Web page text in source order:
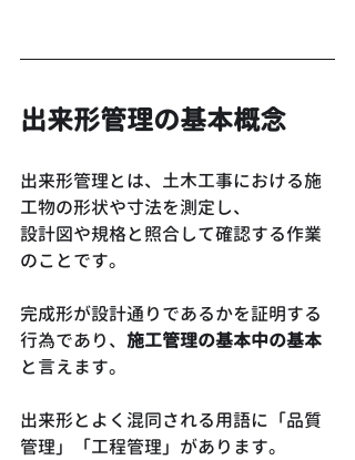
出来形管理の基本概念
出来形管理とは、土木工事における施
工物の形状や寸法を測定し、
設計図や規格と照合して確認する作業
のことです。
完成形が設計通りであるかを証明する
行為であり、 施工管理の基本中の基本
と言えます。
出来形とよく混同される用語に「品質
管理」「工程管理」があります。